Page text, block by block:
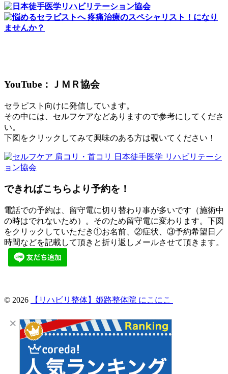
YouTube：ＪＭＲ協会
セラピスト向けに発信しています。
その中には、セルフケアなどありますので参考にしてくださ
い。
下図をクリックしてみて興味のある方は覗いてください！
できればこちらより予約を！
電話での予約は、留守電に切り替わり事が多いです（施術中
の時はでれないため）。そのため留守電に変わります。下図
をクリックしていただき①お名前、②症状、③予約希望日／
時間などを記載して頂きと折り返しメールさせて頂きます。
© 2026 【リハビリ整体】姫路整体院 にこにこ